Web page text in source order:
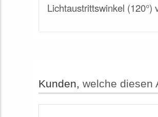
Lichtaustrittswinkel (120°)
Kunden, welche diesen